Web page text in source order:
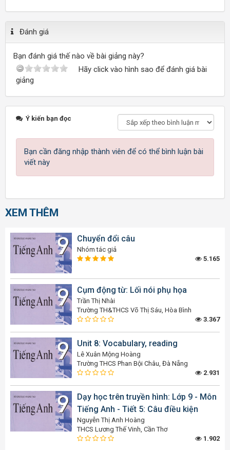
Đánh giá
Bạn đánh giá thế nào về bài giảng này?
Hãy click vào hình sao để đánh giá bài
giảng
Ý kiến bạn đọc
Bạn cần đăng nhập thành viên để có thể bình luận bài
viết này
XEM THÊM
Chuyển đổi câu
Nhóm tác giả
5.165
Cụm động từ: Lối nói phụ họa
Trần Thị Nhài
Trường TH&THCS Võ Thị Sáu, Hòa Bình
3.367
Unit 8: Vocabulary, reading
Lê Xuân Mộng Hoàng
Trường THCS Phan Bội Châu, Đà Nẵng
2.931
Dạy học trên truyền hình: Lớp 9 - Môn
Tiếng Anh - Tiết 5: Câu điều kiện
Nguyễn Thị Anh Hoàng
THCS Lương Thế Vinh, Cần Thơ
1.902